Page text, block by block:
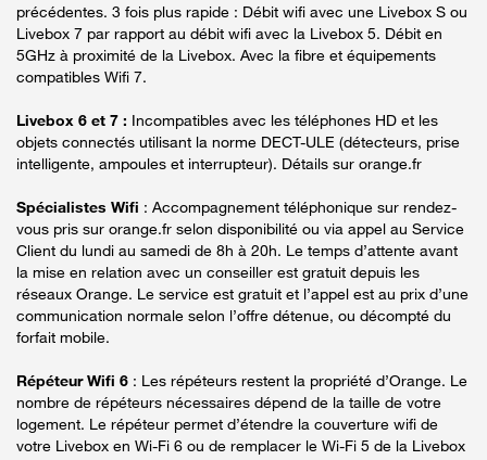
précédentes. 3 fois plus rapide : Débit wifi avec une Livebox S ou
Livebox 7 par rapport au débit wifi avec la Livebox 5. Débit en
5GHz à proximité de la Livebox. Avec la fibre et équipements
compatibles Wifi 7.
Livebox 6 et 7 : Incompatibles avec les téléphones HD et les
objets connectés utilisant la norme DECT-ULE (détecteurs, prise
intelligente, ampoules et interrupteur). Détails sur orange.fr
Spécialistes Wifi : Accompagnement téléphonique sur rendez-
vous pris sur orange.fr selon disponibilité ou via appel au Service
Client du lundi au samedi de 8h à 20h. Le temps d’attente avant
la mise en relation avec un conseiller est gratuit depuis les
réseaux Orange. Le service est gratuit et l’appel est au prix d’une
communication normale selon l’offre détenue, ou décompté du
forfait mobile.
Répéteur Wifi 6 : Les répéteurs restent la propriété d’Orange. Le
nombre de répéteurs nécessaires dépend de la taille de votre
logement. Le répéteur permet d’étendre la couverture wifi de
votre Livebox en Wi-Fi 6 ou de remplacer le Wi-Fi 5 de la Livebox